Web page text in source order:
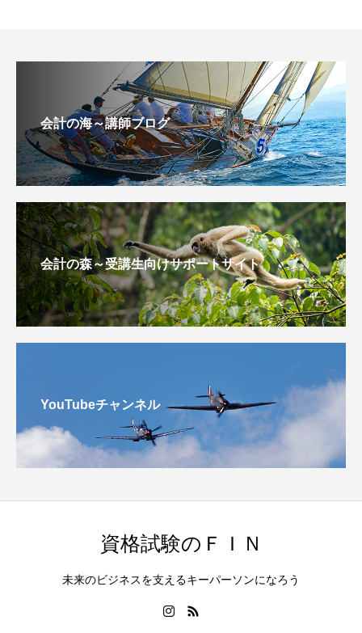
会計の海～講師ブログ
会計の森～受講生向けサポートサイト
YouTubeチャンネル
資格試験のＦＩＮ
未来のビジネスを支えるキーパーソンになろう